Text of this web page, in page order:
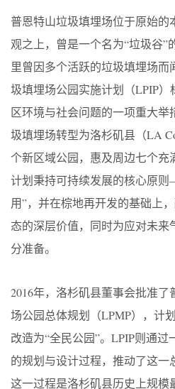
普恩特山垃圾填埋场位于原始的
观之上，曾是一个名为“垃圾谷”
里曾因多个活跃的垃圾填埋场而
圾填埋场公园实施计划（LPIP）
区环境与社会问题的一项重大举
圾填埋场转型为洛杉矶县（LA
个新区域公园，惠及周边七个充
计划秉持可持续发展的核心原
用”，并在棕地再开发的基础上
态的深层价值，同时为应对未来
分准备。
2016年，洛杉矶县董事会批准了
场公园总体规划（LPMP），计
改造为“全民公园”。LPIP则通过
的规划与设计过程，推动了这一
这一过程是洛杉矶县历史上规模